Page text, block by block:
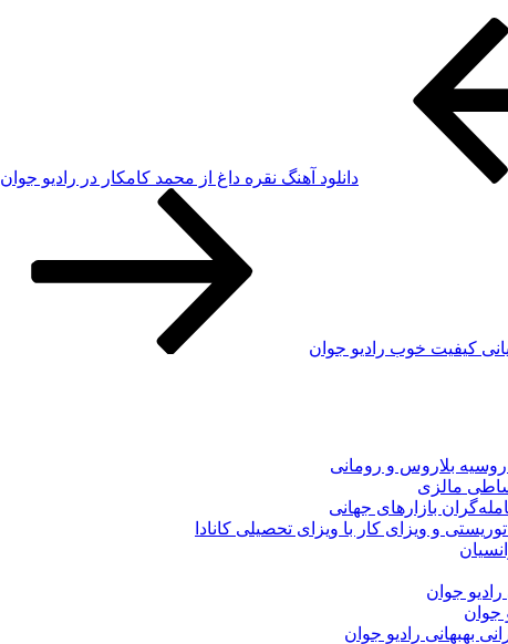
دانلود آهنگ نقره داغ از محمد کامکار در رادیو جوان
کیفیت خوب رادیو جوان
بلاروس و رومانی
مالزی
بازارهای جهانی
و ویزای کار با ویزای تحصیلی کانادا
جوان
جوان
بهبهانی رادیو جوان